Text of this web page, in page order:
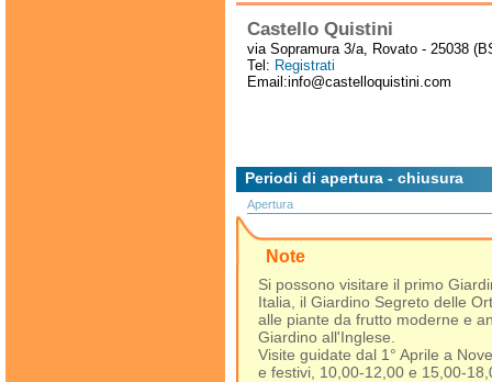
Castello Quistini
via Sopramura 3/a, Rovato - 25038
Tel: Registrati
Email:info@castelloquistini.com
Periodi di apertura - chiusura
Apertura
Note
Si possono visitare il primo
Italia, il Giardino Segreto delle
alle piante da frutto moderne e
Giardino all'Inglese.
Visite guidate dal 1° Aprile a
e festivi, 10,00-12,00 e 15,00-